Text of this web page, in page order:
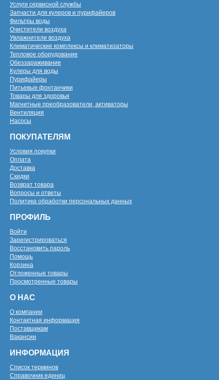
Услуги сервисной службы
Запчасти для кулеров и пурифайеров
Фильтры воды
Очистители воздуха
Увлажнители воздуха
Климатические комплексы и климатизаторы
Тепловое оборудование
Обеззараживание
Кулеры для воды
Пурифайеры
Питьевые фонтанчики
Товары для здоровья
Магнитные преобразователи, активаторы
Вентиляция
Насосы
ПОКУПАТЕЛЯМ
Условия покупки
Оплата
Доставка
Скидки
Возврат товара
Вопросы и ответы
Политика обработки персональных данных
ПРОФИЛЬ
Войти
Зарегистрироваться
Восстановить пароль
Помощь
Корзина
Отложенные товары
Просмотренные товары
О НАС
О компании
Контактная информация
Поставщикам
Вакансии
ИНФОРМАЦИЯ
Список терминов
Справочник единиц